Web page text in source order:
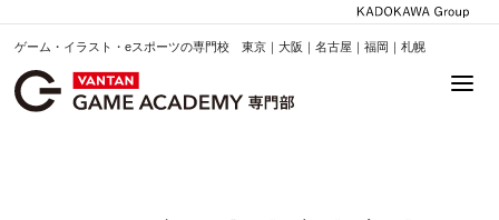
ゲーム・イラスト・eスポーツの専門校 東京｜大阪｜名古屋｜福岡｜札幌